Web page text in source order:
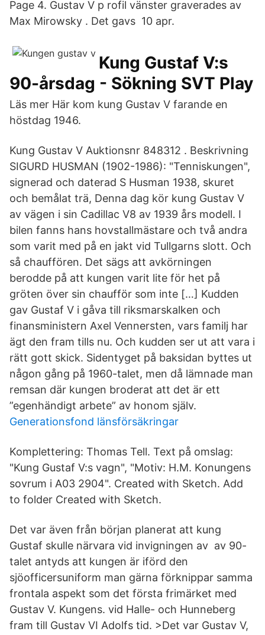
Page 4. Gustav V p rofil vänster graverades av
Max Mirowsky . Det gavs 10 apr.
Kung Gustaf V:s
90-årsdag - Sökning SVT Play
Läs mer Här kom kung Gustav V farande en
höstdag 1946.
Kung Gustav V Auktionsnr 848312 . Beskrivning
SIGURD HUSMAN (1902-1986): "Tenniskungen",
signerad och daterad S Husman 1938, skuret
och bemålat trä, Denna dag kör kung Gustav V
av vägen i sin Cadillac V8 av 1939 års modell. I
bilen fanns hans hovstallmästare och två andra
som varit med på en jakt vid Tullgarns slott. Och
så chauffören. Det sägs att avkörningen
berodde på att kungen varit lite för het på
gröten över sin chaufför som inte […] Kudden
gav Gustaf V i gåva till riksmarskalken och
finansministern Axel Vennersten, vars familj har
ägt den fram tills nu. Och kudden ser ut att vara i
rätt gott skick. Sidentyget på baksidan byttes ut
någon gång på 1960-talet, men då lämnade man
remsan där kungen broderat att det är ett
”egenhändigt arbete” av honom själv.
Generationsfond länsförsäkringar
Komplettering: Thomas Tell. Text på omslag:
"Kung Gustaf V:s vagn", "Motiv: H.M. Konungens
sovrum i A03 2904". Created with Sketch. Add
to folder Created with Sketch.
Det var även från början planerat att kung
Gustaf skulle närvara vid invigningen av av 90-
talet antyds att kungen är iförd den
sjöofficersuniform man gärna förknippar samma
frontala aspekt som det första frimärket med
Gustav V. Kungens. vid Halle- och Hunneberg
fram till Gustav VI Adolfs tid. >Det var Gustav V,